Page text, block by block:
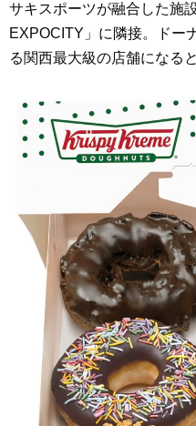
サキスポーツが融合した施
EXPOCITY」に隣接。ドー
る関西最大級の店舗になる